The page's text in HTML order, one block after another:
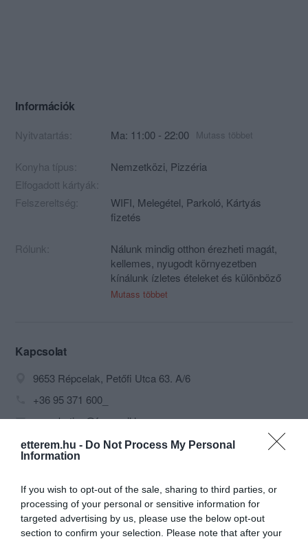
etterem.hu - Do Not Process My Personal
Information
If you wish to opt-out of the sale, sharing to third parties, or
processing of your personal or sensitive information for
targeted advertising by us, please use the below opt-out
section to confirm your selection. Please note that after your
Információk
Nyitvatartás: Ma: 11:00 - 22:00 Mutass többet
Konyha típus: Nemzetközi, Pizzéria
Elfogadott kártyák:
Felszereltség:
WIFI, Melegétel, Parkoló, Kártyás
fizetés
Rólunk:
Nálunk mindig otthon érezheti magát,
kellemes, nyugodt környezetben
kínálunk ízletes ételeket és különböző
italokat. Akár családi akár üzleti
Mutass többet
Kapcsolat
9653 Répcelak, Petőfi Utca 63. A/6
+36 95 371 600_
papp-katica@freemail.hu
https://gondola-pizzeria.webnode.hu/
https://www.facebook.com/gondolapizzeria2013